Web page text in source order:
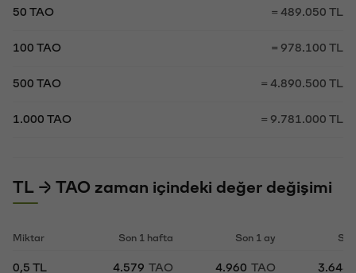
50 TAO = 489.050 TL
100 TAO = 978.100 TL
500 TAO = 4.890.500 TL
1.000 TAO = 9.781.000 TL
TL → TAO zaman içindeki değer değişimi
Miktar Son 1 hafta Son 1 ay
0,5 TL 4.579 TAO 4.960 TAO 3.644